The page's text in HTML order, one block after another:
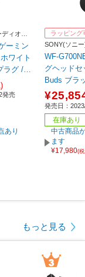
ィオテ
ーミン
ラグ /両
イ
発売
あり
ラッピング
SONY(ソニ
WF-
グヘッド
Buds ブラ
レス（
C） /両耳 /
プ］
発売日：
在庫あり
中古商品
ます
¥17,980(
もっと見る